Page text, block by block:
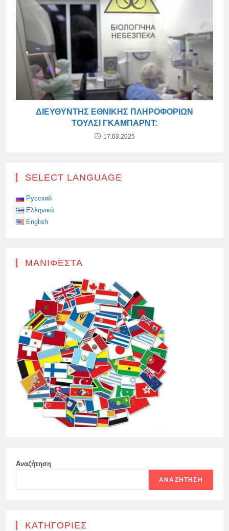
ΔΙΕΥΘΥΝΤΉΣ ΕΘΝΙΚΉΣ ΠΛΗΡΟΦΟΡΙΏΝ
ΤΟΎΛΣΙ ΓΚΆΜΠΑΡΝΤ:
17.03.2025
SELECT LANGUAGE
Русский
Ελληνικά
English
ΜΑΝΙΦΈΣΤΑ
Αναζήτηση
ΑΝΑΖΉΤΗΣΗ
KΑΤΗΓΟΡΊΕΣ